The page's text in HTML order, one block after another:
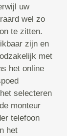
uw
wel zo
te zitten.
zijn en
met
het online
selecteren
monteur
telefoon
het